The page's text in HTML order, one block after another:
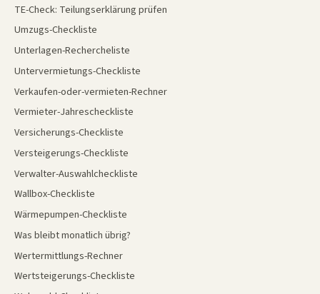
TE-Check: Teilungserklärung prüfen
Umzugs-Checkliste
Unterlagen-Rechercheliste
Untervermietungs-Checkliste
Verkaufen-oder-vermieten-Rechner
Vermieter-Jahrescheckliste
Versicherungs-Checkliste
Versteigerungs-Checkliste
Verwalter-Auswahlcheckliste
Wallbox-Checkliste
Wärmepumpen-Checkliste
Was bleibt monatlich übrig?
Wertermittlungs-Rechner
Wertsteigerungs-Checkliste